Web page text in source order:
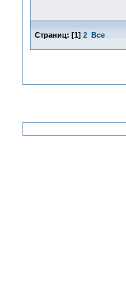
Страниц: [1] 2 Все